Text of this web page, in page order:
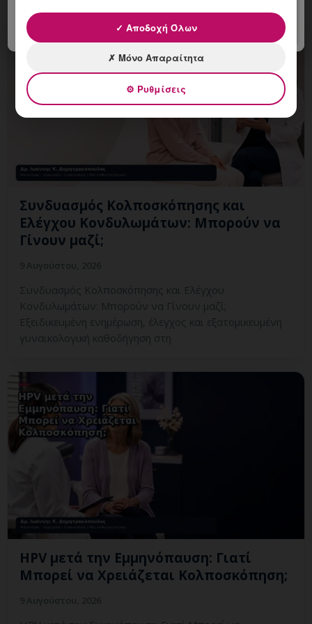
Συνδυασμός Κολποσκόπησης και
Ελέγχου Κονδυλωμάτων: Μπορούν να
Γίνουν μαζί;
Συνδυασμός Κολποσκόπησης και Ελέγχου
Κονδυλωμάτων: Μπορούν να Γίνουν μαζί;
Εξειδικευμένη ενημέρωση, έλεγχος και εξατομικευμένη
γυναικολογική καθοδήγηση στη
HPV μετά την Εμμηνόπαυση: Γιατί
Μπορεί να Χρειάζεται Κολποσκόπηση;
✓ Αποδοχή Όλων
✗ Μόνο Απαραίτητα
⚙ Ρυθμίσεις